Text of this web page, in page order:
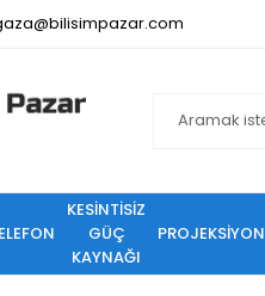
KESİNTİSİZ
GÜÇ
KAYNAĞI
PROJEKSİYON